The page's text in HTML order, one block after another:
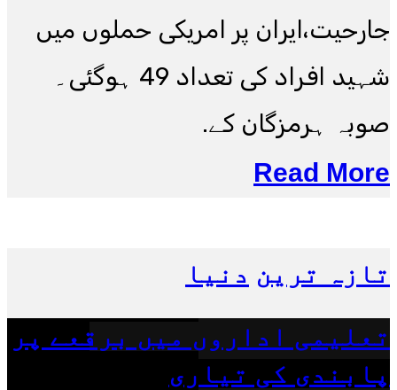
جارحیت،ایران پر امریکی حملوں میں
شہید افراد کی تعداد 49 ہوگئی۔
صوبہ ہرمزگان کے.
Read More
تازہ ترین دنیا
تعلیمی اداروں میں برقعے پر
پابندی کی تیاری